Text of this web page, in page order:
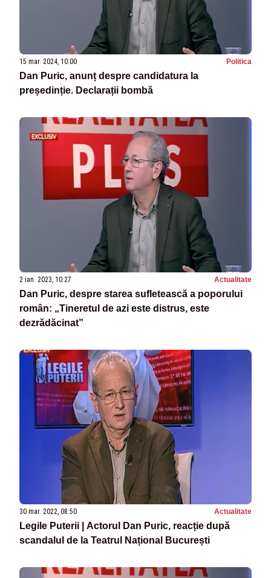
15 mar. 2024, 10:00 Politica
Dan Puric, anunț despre candidatura la
președinție. Declarații bombă
2 ian. 2023, 10:27 Actualitate
Dan Puric, despre starea sufletească a poporului
român: „Tineretul de azi este distrus, este
dezrădăcinat”
30 mar. 2022, 08:50 Actualitate
Legile Puterii | Actorul Dan Puric, reacție după
scandalul de la Teatrul Național București